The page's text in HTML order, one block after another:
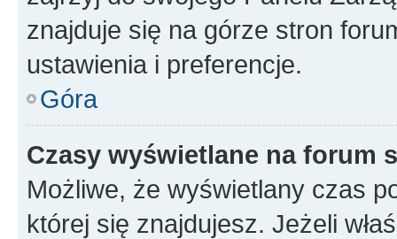
znajduje się na górze stron
ustawienia i preferencje.
Góra
Czasy wyświetlane na forum
Możliwe, że wyświetlany czas
której się znajdujesz. Jeżeli